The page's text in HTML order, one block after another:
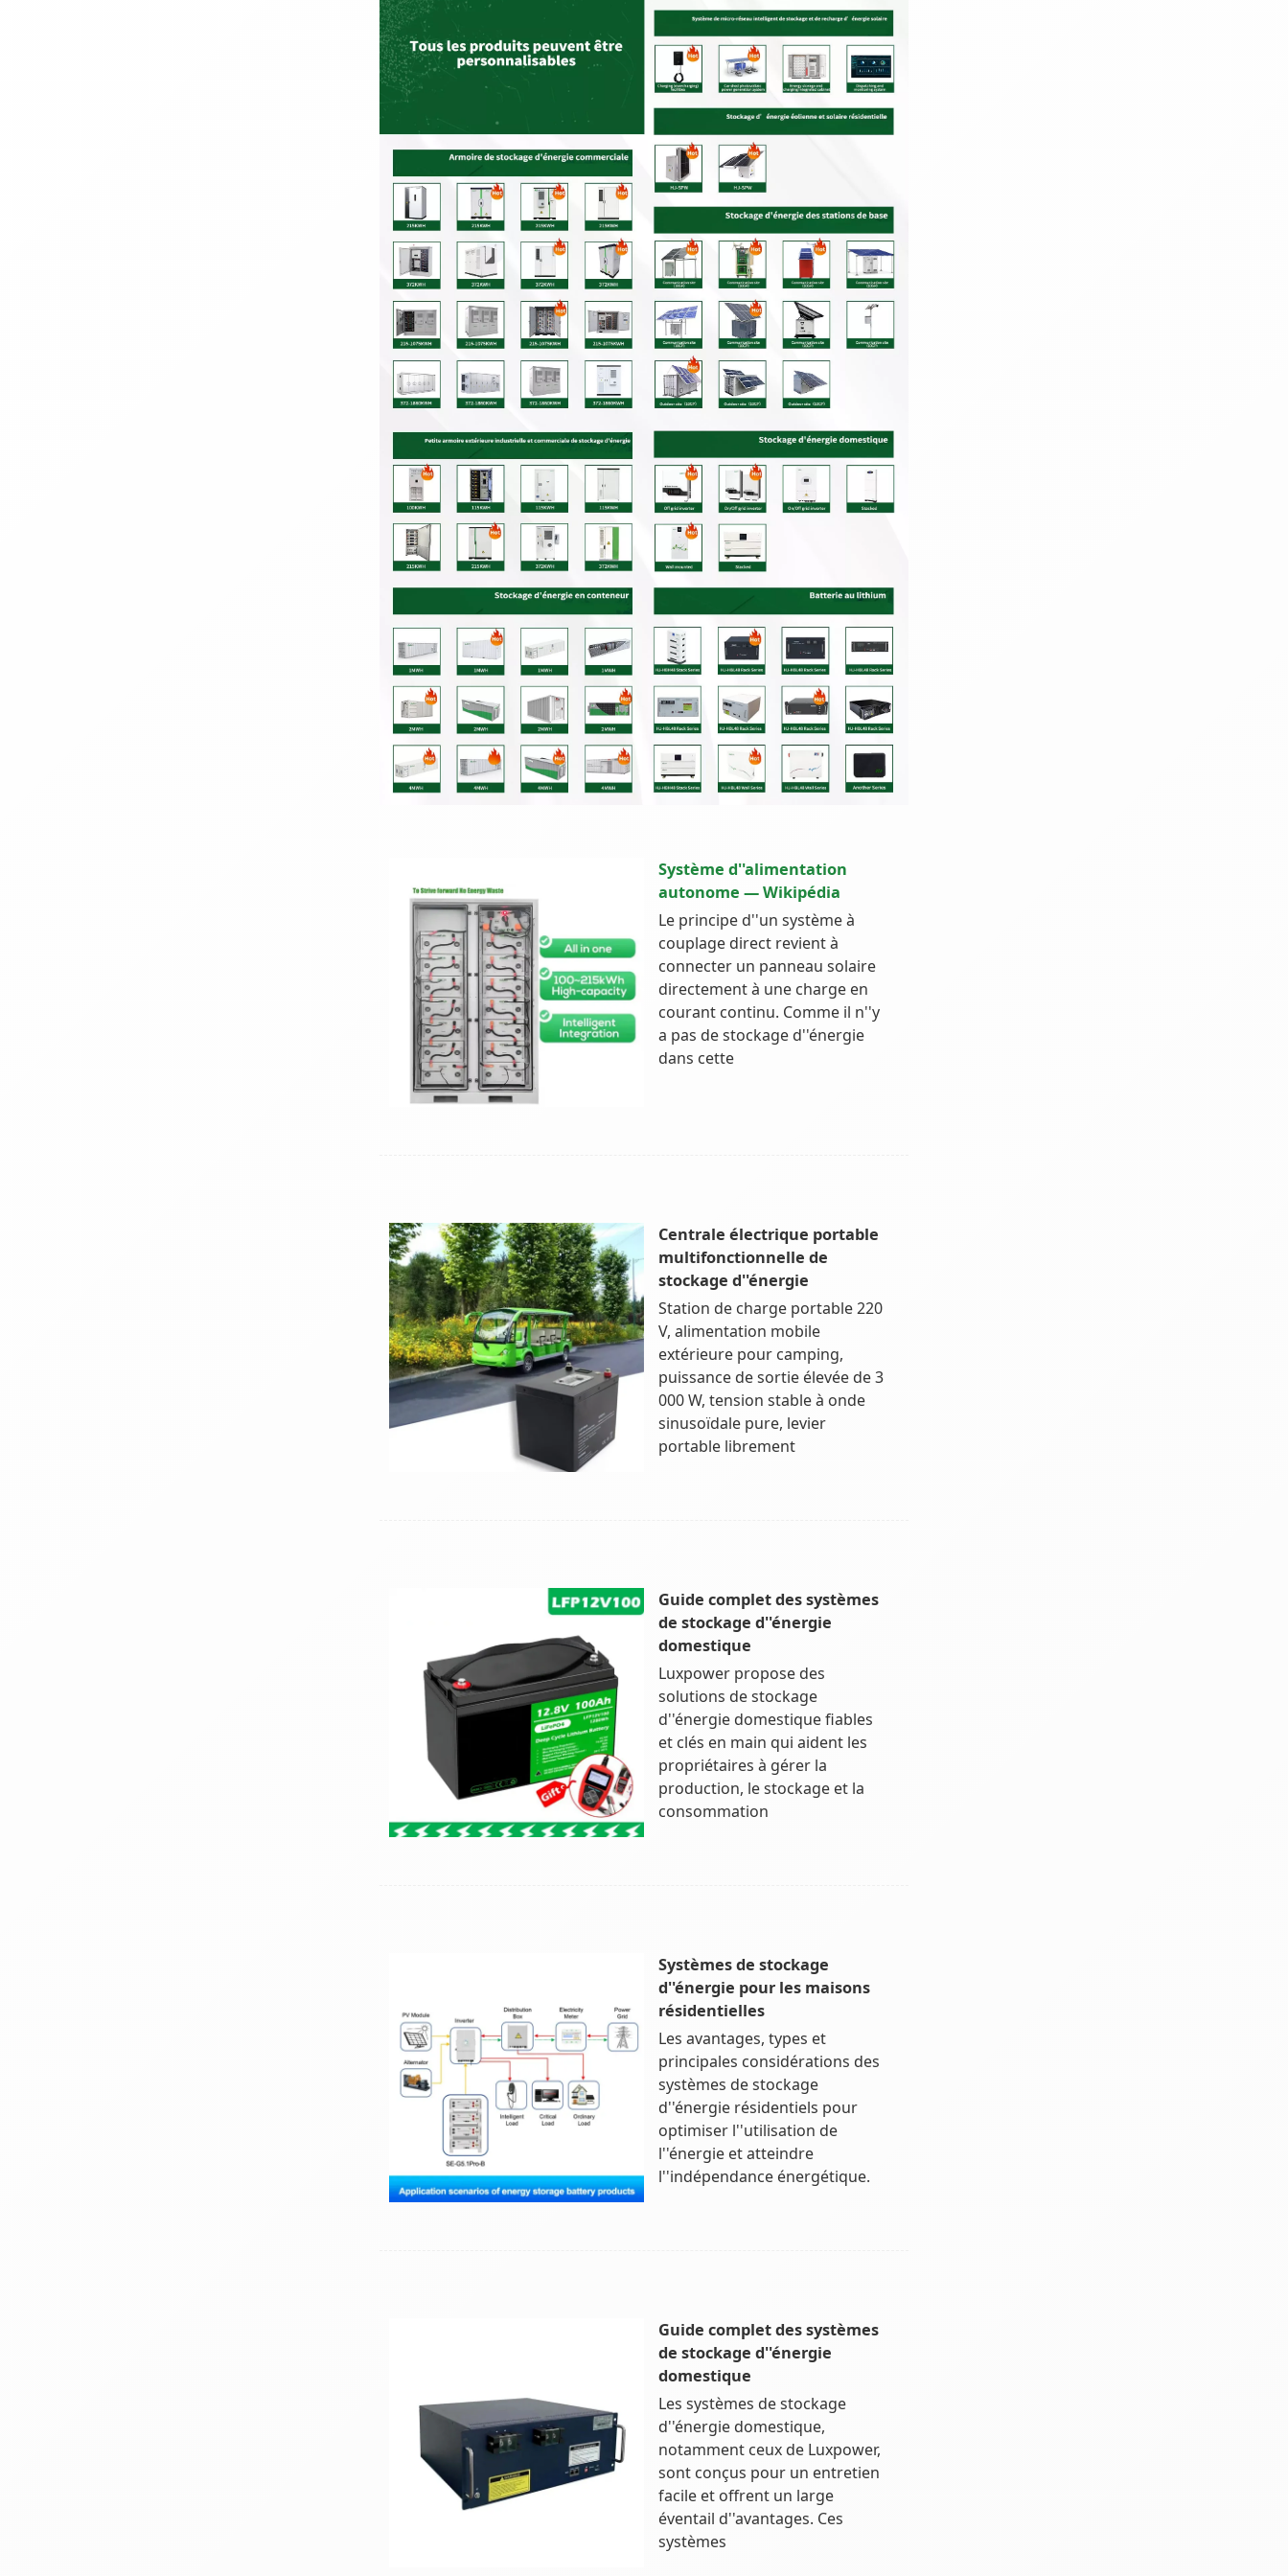
Système d''alimentation
autonome — Wikipédia
Le principe d''un système à
couplage direct revient à
connecter un panneau solaire
directement à une charge en
courant continu. Comme il n''y
a pas de stockage d''énergie
dans cette
Centrale électrique portable
multifonctionnelle de
stockage d''énergie
Station de charge portable 220
V, alimentation mobile
extérieure pour camping,
puissance de sortie élevée de 3
000 W, tension stable à onde
sinusoïdale pure, levier
portable librement
Guide complet des systèmes
de stockage d''énergie
domestique
Luxpower propose des
solutions de stockage
d''énergie domestique fiables
et clés en main qui aident les
propriétaires à gérer la
production, le stockage et la
consommation
Systèmes de stockage
d''énergie pour les maisons
résidentielles
Les avantages, types et
principales considérations des
systèmes de stockage
d''énergie résidentiels pour
optimiser l''utilisation de
l''énergie et atteindre
l''indépendance énergétique.
Guide complet des systèmes
de stockage d''énergie
domestique
Les systèmes de stockage
d''énergie domestique,
notamment ceux de Luxpower,
sont conçus pour un entretien
facile et offrent un large
éventail d''avantages. Ces
systèmes